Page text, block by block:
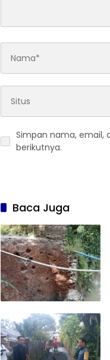
Simpan nama, email,
berikutnya.
Baca Juga